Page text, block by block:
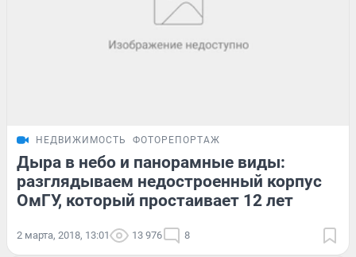
НЕДВИЖИМОСТЬ ФОТОРЕПОРТАЖ
Дыра в небо и панорамные виды:
разглядываем недостроенный корпус
ОмГУ, который простаивает 12 лет
2 марта, 2018, 13:01 13 976 8